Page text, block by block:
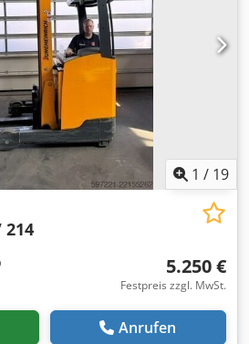
1 / 19
214
5.250 €
Festpreis zzgl. MwSt.
Anrufen